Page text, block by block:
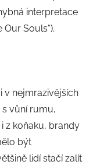
interpretace
Our Souls“).
v nejmrazivějších
vůní rumu,
z koňaku, brandy
být
lidí stačí zalít